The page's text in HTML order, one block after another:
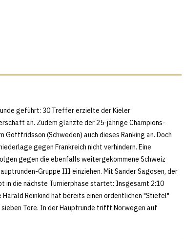
geführt: 30 Treffer erzielte der Kieler
an. Zudem glänzte der 25-jährige Champions-
(Schweden) auch dieses Ranking an. Doch
gegen Frankreich nicht verhindern. Eine
gegen die ebenfalls weitergekommene Schweiz
Gruppe III einziehen. Mit Sander Sagosen, der
in die nächste Turnierphase startet: Insgesamt 2:10
Reinkind hat bereits einen ordentlichen "Stiefel"
Tore. In der Hauptrunde trifft Norwegen auf